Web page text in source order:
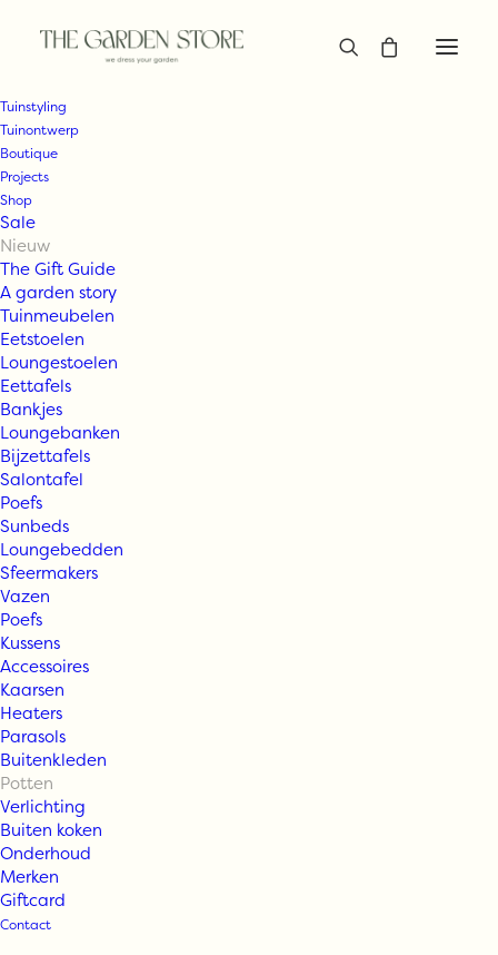
Tuinstyling
Tuinontwerp
Boutique
Projects
Shop
Sale
Nieuw
The Gift Guide
A garden story
Tuinmeubelen
Eetstoelen
Loungestoelen
Eettafels
Bankjes
Loungebanken
Bijzettafels
Salontafel
Poefs
Sunbeds
Loungebedden
Sfeermakers
Vazen
Poefs
Kussens
Accessoires
Kaarsen
Heaters
Parasols
Buitenkleden
Potten
Verlichting
Buiten koken
Onderhoud
Merken
Giftcard
Contact
Tine K Home
POT | CLAY | H
60 CM |
€222,95
Uitverkocht